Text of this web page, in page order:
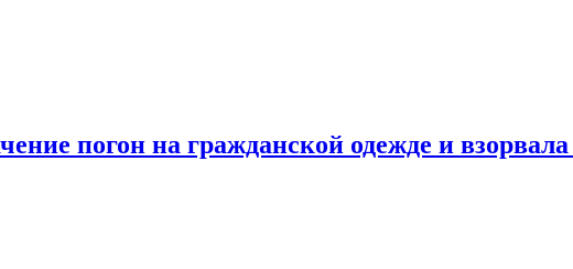
погон на гражданской одежде и взорвала